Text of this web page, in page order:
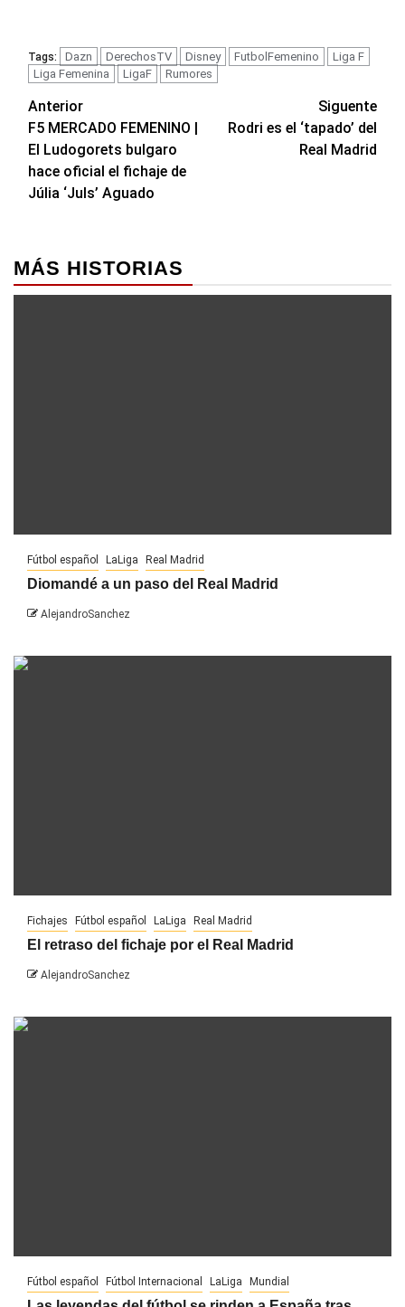
Tags: Dazn DerechosTV Disney FutbolFemenino
Liga F
Liga Femenina
LigaF Rumores
Navegación
de
entradas
Anterior
F5 MERCADO FEMENINO |
El Ludogorets bulgaro
hace oficial el fichaje de
Júlia ‘Juls’ Aguado
Siguente
Rodri es el ‘tapado’ del
Real Madrid
MÁS HISTORIAS
Fútbol español LaLiga Real Madrid
Diomandé a un paso del Real Madrid
AlejandroSanchez
Fichajes Fútbol español LaLiga Real Madrid
El retraso del fichaje por el Real Madrid
AlejandroSanchez
Fútbol español Fútbol Internacional LaLiga Mundial